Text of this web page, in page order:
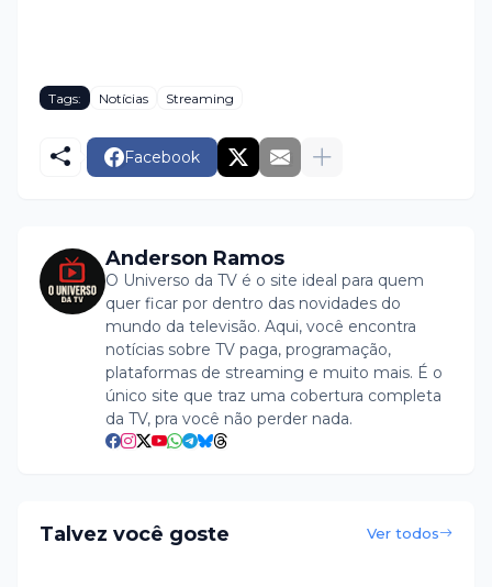
Tags: Notícias Streaming
Facebook
Anderson Ramos
O Universo da TV é o site ideal para quem
quer ficar por dentro das novidades do
mundo da televisão. Aqui, você encontra
notícias sobre TV paga, programação,
plataformas de streaming e muito mais. É o
único site que traz uma cobertura completa
da TV, pra você não perder nada.
Talvez você goste Ver todos